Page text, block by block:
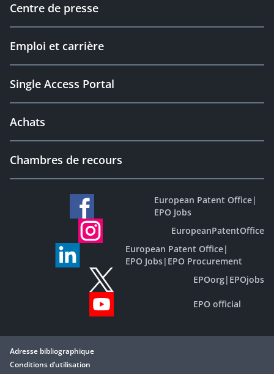
Centre de presse
Emploi et carrière
Single Access Portal
Achats
Chambres de recours
European Patent Office|
EPO Jobs
EuropeanPatentOffice
European Patent Office|
EPO Jobs| EPO Procurement
EPOorg| EPOjobs
EPO official
Adresse bibliographique
Conditions d’utilisation